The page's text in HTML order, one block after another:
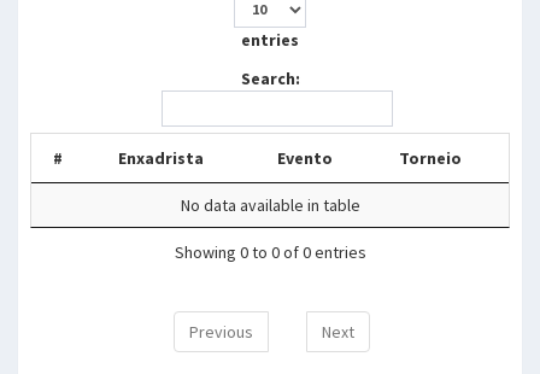
entries
Search:
# Enxadrista Evento Torneio
No data available in table
Showing 0 to 0 of 0 entries
Previous Next